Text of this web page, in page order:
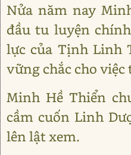
Nửa năm nay
đầu tu luyện
lực của Tịnh Linh
vững chắc cho việc
Minh Hề Thiển
cầm cuốn Linh
lên lật xem.